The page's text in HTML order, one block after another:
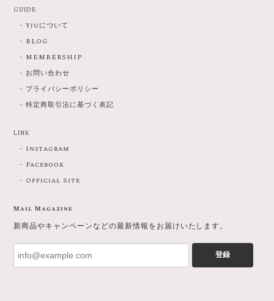
GUIDE
Yjuについて
BLOG
MEMBERSHIP
お問い合わせ
プライバシーポリシー
特定商取引法に基づく表記
LINK
Instagram
Facebook
Official Site
Mail Magazine
新商品やキャンペーンなどの最新情報をお届けいたします。
登録